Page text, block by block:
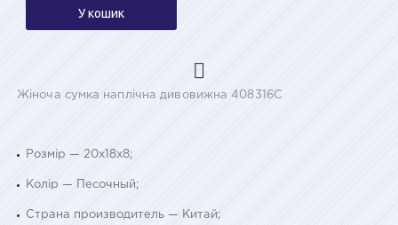
У кошик
Жіноча сумка наплічна дивовижна 408316С
Розмір — 20х18х8;
Колір — Песочный;
Страна производитель — Китай;